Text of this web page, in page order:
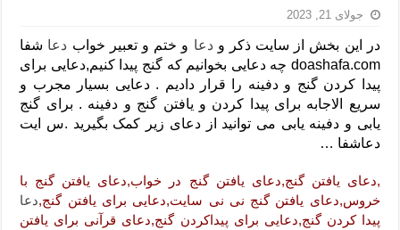
لا حول ولا قوة الا بالله برای چشم زخم – دعای چشم زخم ماشاالله
دعای قوی رفع ترس – دعای مجرب برای آرامش قلب و رفع اضطراب
دعا برای پولدار شدن در یک روز – دعای ثروت حضرت سلیمان
جولای 21, 2023
در این بخش از سایت ذکر ودعا و ختم و تعبیر خواب دعا شفا
doashafa.com چه دعایی بخوانیم که گنج پیدا کنیم,دعایی برای
پیدا کردن گنج و دفینه را قرار دادیم . دعایی بسیار مجرب و
سریع الاجابه برای پیدا کردن و یافتن گنج و دفینه . برای گنج
یابی و دفینه یابی می توانید از دعای زیر کمک بگیرید .س ایت
دعاشفا …
,دعای یافتن گنج,دعای یافتن گنج در خواب,دعای یافتن گنج با
خروس,دعای یافتن گنج نی نی سایت,دعایی برای یافتن گنج,دعا
پیدا کردن گنج,دعایی برای پیداکردن گنج,دعای قرآنی برای یافتن